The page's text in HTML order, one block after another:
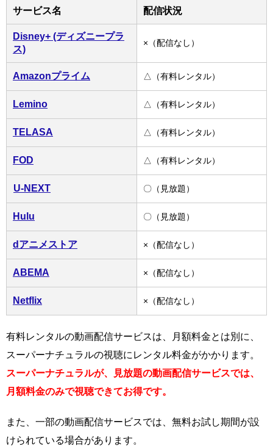
サービス名 配信状況
Disney+ (ディズニープラ
ス)
×（配信なし）
Amazonプライム △（有料レンタル）
Lemino △（有料レンタル）
TELASA △（有料レンタル）
FOD △（有料レンタル）
U-NEXT 〇（見放題）
Hulu 〇（見放題）
dアニメストア ×（配信なし）
ABEMA ×（配信なし）
Netflix ×（配信なし）
有料レンタルの動画配信サービスは、月額料金とは別に、
スーパーナチュラルの視聴にレンタル料金がかかります。
スーパーナチュラルが、見放題の動画配信サービスでは、
月額料金のみで視聴できてお得です。
また、一部の動画配信サービスでは、無料お試し期間が設
けられている場合があります。